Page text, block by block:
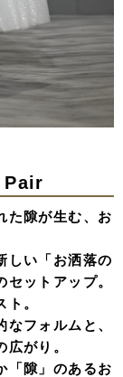
た隙が生む、お
しい「お洒落の
ットアップ。
。
フォルムと、
がり。
「隙」のあるお